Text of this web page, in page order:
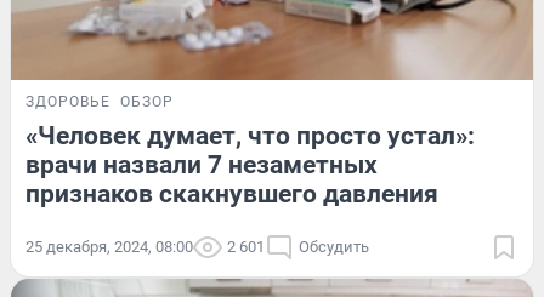
ЗДОРОВЬЕ ОБЗОР
«Человек думает, что просто устал»:
врачи назвали 7 незаметных
признаков скакнувшего давления
25 декабря, 2024, 08:00 2 601 Обсудить